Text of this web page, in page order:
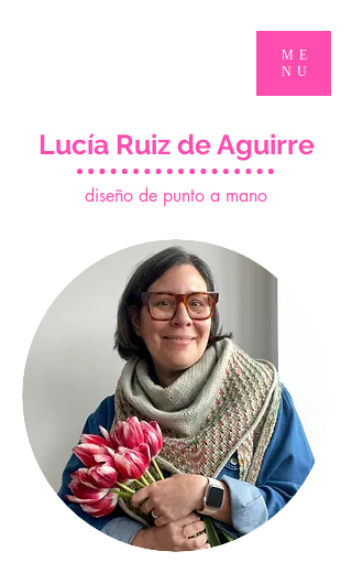
diseño de punto a mano
Lucía Ruiz de Aguirre
ME
NU